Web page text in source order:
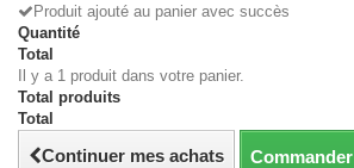
Produit ajouté au panier avec succès
Quantité
Total
Il y a 1 produit dans votre panier.
Total produits
Total
Continuer mes achats Commander